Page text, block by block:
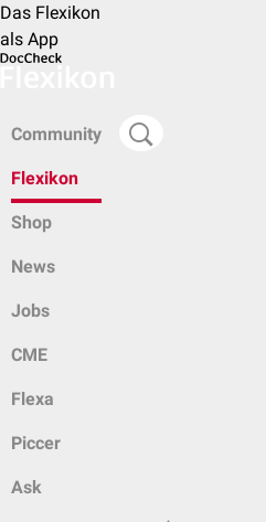
Das Flexikon
als App
Community
Flexikon
Shop
News
Jobs
CME
Flexa
Piccer
Ask